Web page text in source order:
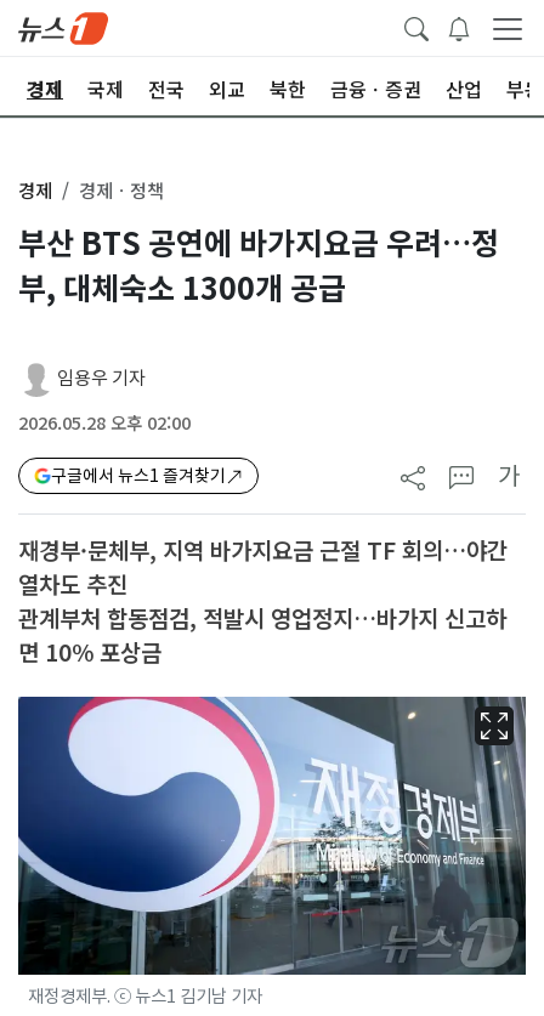
경제 국제 전국 외교 북한 금융ㆍ증권 산업 부
경제 경제ㆍ정책
부산 BTS 공연에 바가지요금 우려…정
부, 대체숙소 1300개 공급
임용우 기자
2026.05.28 오후 02:00
구글에서 뉴스1 즐겨찾기 가
재경부·문체부, 지역 바가지요금 근절 TF 회의…야간
열차도 추진
관계부처 합동점검, 적발시 영업정지…바가지 신고하
면 10% 포상금
재정경제부. ⓒ 뉴스1 김기남 기자